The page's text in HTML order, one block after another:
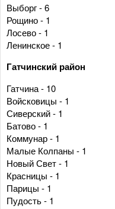
Выборг - 6
Рощино - 1
Лосево - 1
Ленинское - 1
Гатчинский район
Гатчина - 10
Войсковицы - 1
Сиверский - 1
Батово - 1
Коммунар - 1
Малые Колпаны - 1
Новый Свет - 1
Красницы - 1
Парицы - 1
Пудость - 1